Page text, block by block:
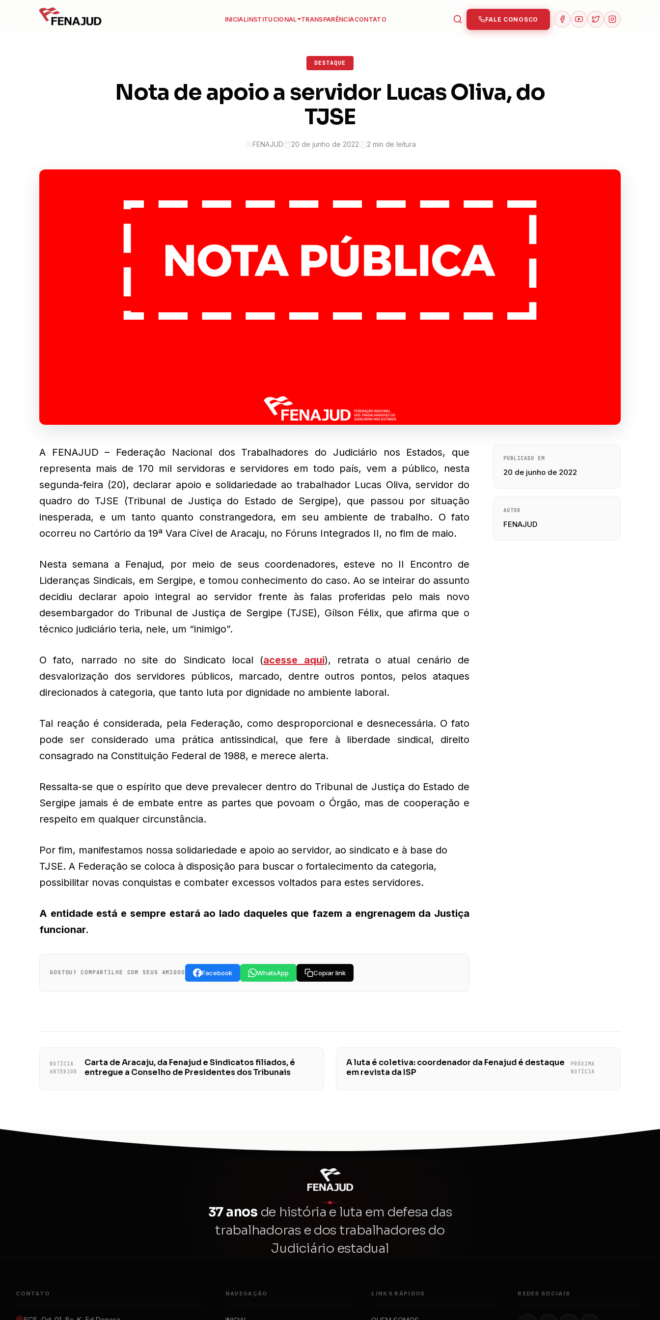
INICIALINSTITUCIONAL TRANSPARÊNCIACONTATO FALE CONOSCO
DESTAQUE
Nota de apoio a servidor Lucas Oliva, do
TJSE
FENAJUD 20 de junho de 2022 2 min de leitura
A FENAJUD – Federação Nacional dos Trabalhadores do Judiciário nos Estados, que
representa mais de 170 mil servidoras e servidores em todo país, vem a público, nesta
segunda-feira (20), declarar apoio e solidariedade ao trabalhador Lucas Oliva, servidor do
quadro do TJSE (Tribunal de Justiça do Estado de Sergipe), que passou por situação
inesperada, e um tanto quanto constrangedora, em seu ambiente de trabalho. O fato
ocorreu no Cartório da 19ª Vara Cível de Aracaju, no Fóruns Integrados II, no fim de maio.
Nesta semana a Fenajud, por meio de seus coordenadores, esteve no II Encontro de
Lideranças Sindicais, em Sergipe, e tomou conhecimento do caso. Ao se inteirar do assunto
decidiu declarar apoio integral ao servidor frente às falas proferidas pelo mais novo
desembargador do Tribunal de Justiça de Sergipe (TJSE), Gílson Félix, que afirma que o
técnico judiciário teria, nele, um “inimigo”.
O fato, narrado no site do Sindicato local (acesse aqui), retrata o atual cenário de
desvalorização dos servidores públicos, marcado, dentre outros pontos, pelos ataques
direcionados à categoria, que tanto luta por dignidade no ambiente laboral.
Tal reação é considerada, pela Federação, como desproporcional e desnecessária. O fato
pode ser considerado uma prática antissindical, que fere à liberdade sindical, direito
consagrado na Constituição Federal de 1988, e merece alerta.
Ressalta-se que o espírito que deve prevalecer dentro do Tribunal de Justiça do Estado de
Sergipe jamais é de embate entre as partes que povoam o Órgão, mas de cooperação e
respeito em qualquer circunstância.
Por fim, manifestamos nossa solidariedade e apoio ao servidor, ao sindicato e à base do
TJSE. A Federação se coloca à disposição para buscar o fortalecimento da categoria,
possibilitar novas conquistas e combater excessos voltados para estes servidores.
A entidade está e sempre estará ao lado daqueles que fazem a engrenagem da Justiça
funcionar.
GOSTOU? COMPARTILHE COM SEUS AMIGOS Facebook WhatsApp Copiar link
PUBLICADO EM
20 de junho de 2022
AUTOR
FENAJUD
NOTÍCIA
ANTERIOR
Carta de Aracaju, da Fenajud e Sindicatos filiados, é
entregue a Conselho de Presidentes dos Tribunais
A luta é coletiva: coordenador da Fenajud é destaque
em revista da ISP
PRÓXIMA
NOTÍCIA
37 anos de história e luta em defesa das
trabalhadoras e dos trabalhadores do
Judiciário estadual
CONTATO NAVEGAÇÃO LINKS RÁPIDOS REDES SOCIAIS